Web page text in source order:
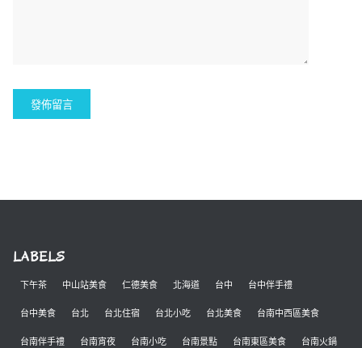
LABELS
下午茶 中山站美食 仁德美食 北海道 台中 台中伴手禮
台中美食 台北 台北住宿 台北小吃 台北美食 台南中西區美食
台南伴手禮 台南宵夜 台南小吃 台南景點 台南東區美食 台南火鍋